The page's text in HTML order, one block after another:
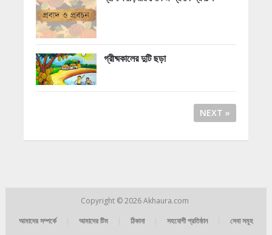
গ্রীষ্মকালের দুটি ছড়া
NEXT »
Copyright © 2026Akhaura.com
আমাদের সম্পর্কে
আমাদের টিম ঠিকানা সহযোগী প্রতিষ্ঠান সেবা সমূহ